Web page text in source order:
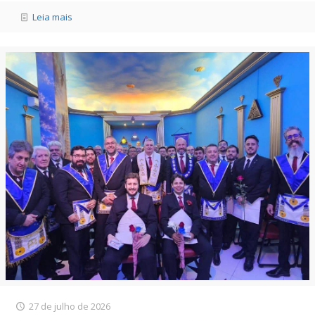
Leia mais
27 de julho de 2026